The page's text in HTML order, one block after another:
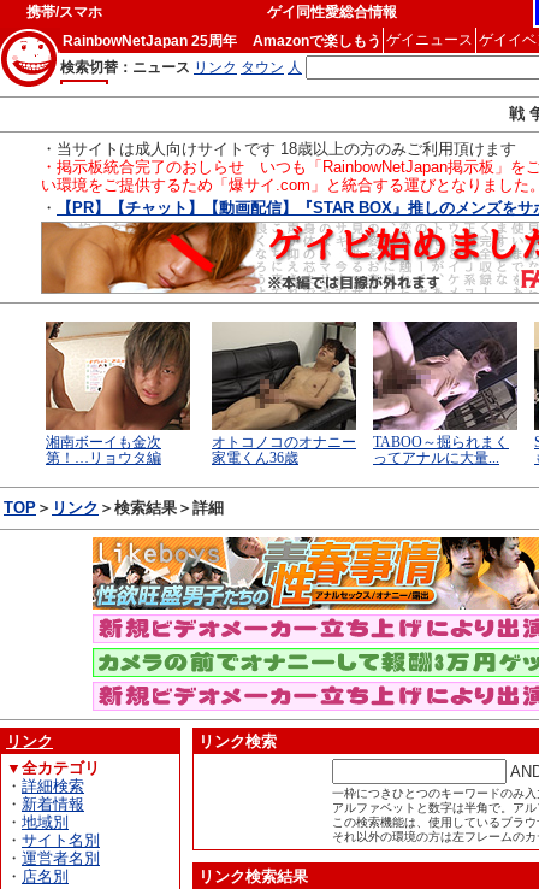
携帯/スマホ
ゲイ同性愛総合情報
RainbowNetJapan 25周年
Amazonで楽しもう ゲイニュース ゲイイ
戦
・当サイトは成人向けサイトです 18歳以上の方のみご利用頂けます
・掲示板統合完了のおしらせ いつも「RainbowNetJapan掲示板」を
い環境をご提供するため「爆サイ.com」と統合する運びとなりました
・
【PR】【チャット】【動画配信】『STAR BOX』推しのメンズを
TOP ＞ リンク ＞検索結果＞詳細
リンク
▼全カテゴリ
・ 詳細検索
・ 新着情報
・ 地域別
・ サイト名別
・ 運営者名別
・ 店名別
リンク検索
一枠につきひとつのキーワードのみ
アルファベットと数字は半角で。ア
この検索機能は、使用しているブラ
それ以外の環境の方は左フレームの
リンク検索結果